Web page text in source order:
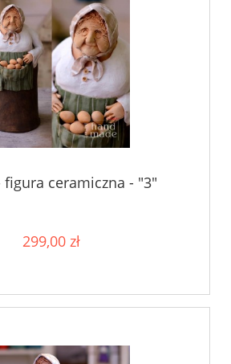
figura ceramiczna - "3"
299,00 zł